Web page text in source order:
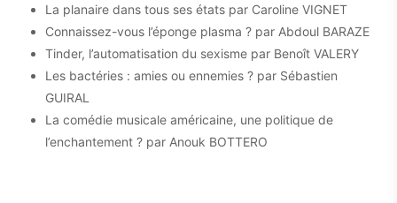
La planaire dans tous ses états par Caroline VIGNET
Connaissez-vous l’éponge plasma ? par Abdoul BARAZE
Tinder, l’automatisation du sexisme par Benoît VALERY
Les bactéries : amies ou ennemies ? par Sébastien
GUIRAL
La comédie musicale américaine, une politique de
l’enchantement ? par Anouk BOTTERO